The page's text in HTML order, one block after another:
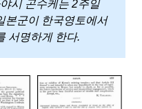
시 곤수케는 2주일
본군이 한국영토에서
서명하게 한다.